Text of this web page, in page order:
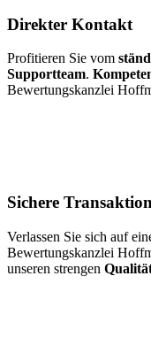
Direkter Kontakt
Profitieren Sie vom
Supportteam.
Bewertungskanzlei
Sichere Transaktion
Verlassen Sie sich auf
Bewertungskanzlei
unseren strengen